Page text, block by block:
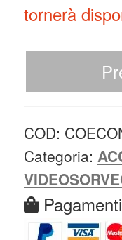
tornerà
COD:
Categoria: